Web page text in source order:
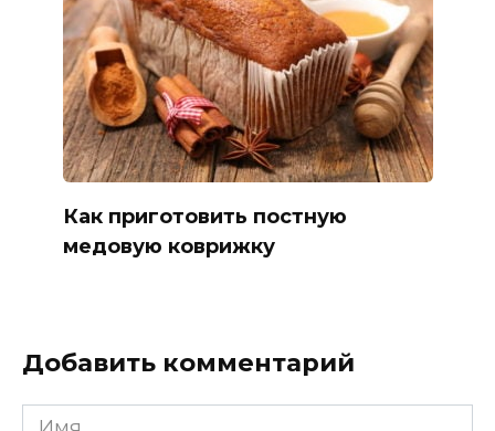
Как приготовить постную
медовую коврижку
Добавить комментарий
Имя